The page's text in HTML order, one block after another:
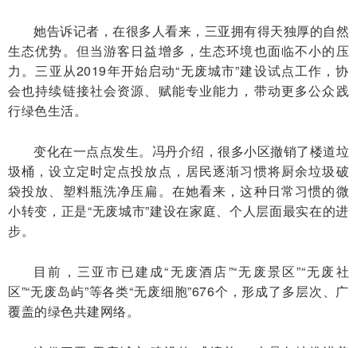
她告诉记者，在很多人看来，三亚拥有得天独厚的自然
生态优势。但当游客日益增多，生态环境也面临不小的压
力。三亚从2019年开始启动“无废城市”建设试点工作，协
会也持续链接社会资源、赋能专业能力，带动更多公众践
行绿色生活。
变化在一点点发生。冯丹介绍，很多小区撤销了楼道垃
圾桶，设立定时定点投放点，居民逐渐习惯将厨余垃圾破
袋投放、塑料瓶洗净压扁。在她看来，这种日常习惯的微
小转变，正是“无废城市”建设在家庭、个人层面最实在的进
步。
目前，三亚市已建成“无废酒店”“无废景区”“无废社
区”“无废岛屿”等各类“无废细胞”676个，形成了多层次、广
覆盖的绿色共建网络。